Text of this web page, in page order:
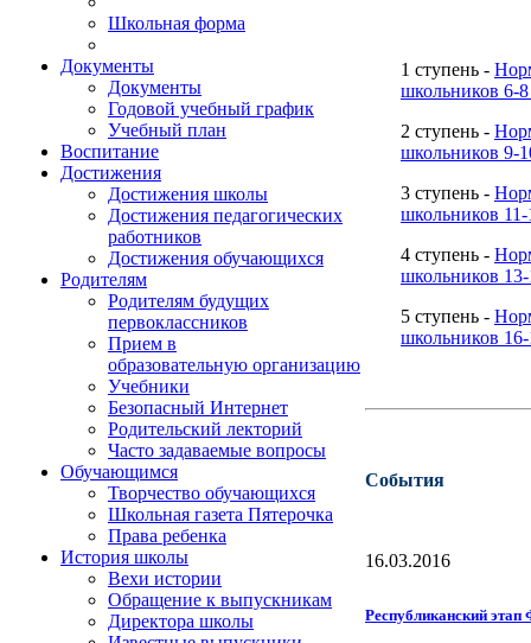
Школьная форма
Документы
Документы
Годовой учебный график
Учебный план
Воспитание
Достижения
Достижения школы
Достижения педагогических
работников
Достижения обучающихся
Родителям
Родителям будущих
первоклассников
Прием в
образовательную организацию
Учебники
Безопасный Интернет
Родительский лекторий
Часто задаваемые вопросы
Обучающимся
Творчество обучающихся
Школьная газета Пятерочка
Права ребенка
История школы
Вехи истории
Обращение к выпускникам
Директора школы
1 ступень -
школьников 6-8
2 ступень -
школьников 9-
3 ступень -
школьников 11-
4 ступень -
школьников 13-
5 ступень -
школьников 16-
События
16.03.2016
Республиканский